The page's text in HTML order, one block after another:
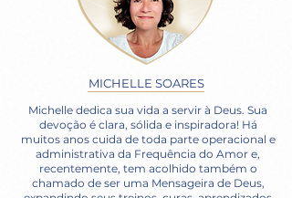
MICHELLE SOARES
Michelle dedica sua vida a servir à Deus. Sua
devoção é clara, sólida e inspiradora! Há
muitos anos cuida de toda parte operacional e
administrativa da Frequência do Amor e,
recentemente, tem acolhido também o
chamado de ser uma Mensageira de Deus,